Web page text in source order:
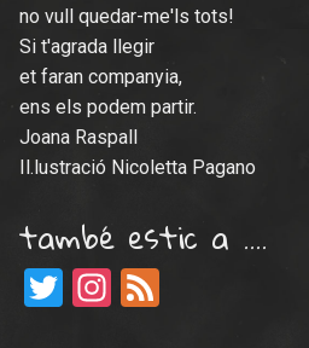
no vull quedar-me'ls tots!
Si t'agrada llegir
et faran companyia,
ens els podem partir.
Joana Raspall
Il.lustració Nicoletta Pagano
també estic a ….
TwitterInstagram